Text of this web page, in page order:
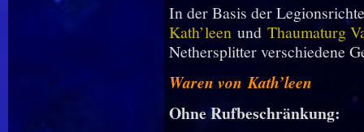
In der Basis der
Kath’leenund Thaumaturg
Nethersplitter verschiedene
Waren von Kath’leen
Ohne Rufbeschränkung: